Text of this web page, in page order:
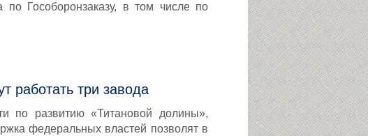
Гособоронзаказу, в том числе по
работать три завода
по развитию «Титановой долины»,
федеральных властей позволят в